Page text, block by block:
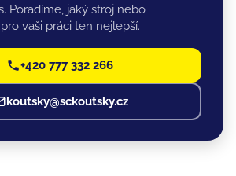
Poradíme, jaký stroj nebo
vaši práci ten nejlepší.
+420 777 332 266
koutsky@sckoutsky.cz